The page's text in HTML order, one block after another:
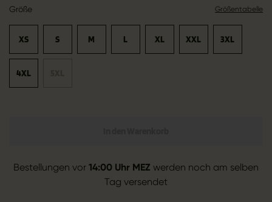
Größe Größentabelle
XS S M L XL XXL 3XL
4XL
Bestellungen vor 14:00 Uhr MEZ werden noch am selben
Tag versendet